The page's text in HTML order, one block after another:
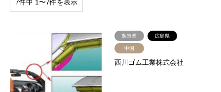
7件中 1〜7件を表示
製造業 広島県
中国
西川ゴム工業株式会社